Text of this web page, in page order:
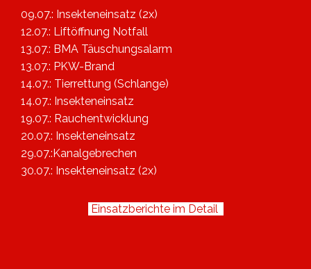
09.07.: Insekteneinsatz (2x)
12.07.: Liftöffnung Notfall
13.07.: BMA Täuschungsalarm
13.07.: PKW-Brand
14.07.: Tierrettung (Schlange)
14.07.: Insekteneinsatz
19.07.: Rauchentwicklung
20.07.: Insekteneinsatz
29.07.:Kanalgebrechen
30.07.: Insekteneinsatz (2x)
Einsatzberichte im Detail